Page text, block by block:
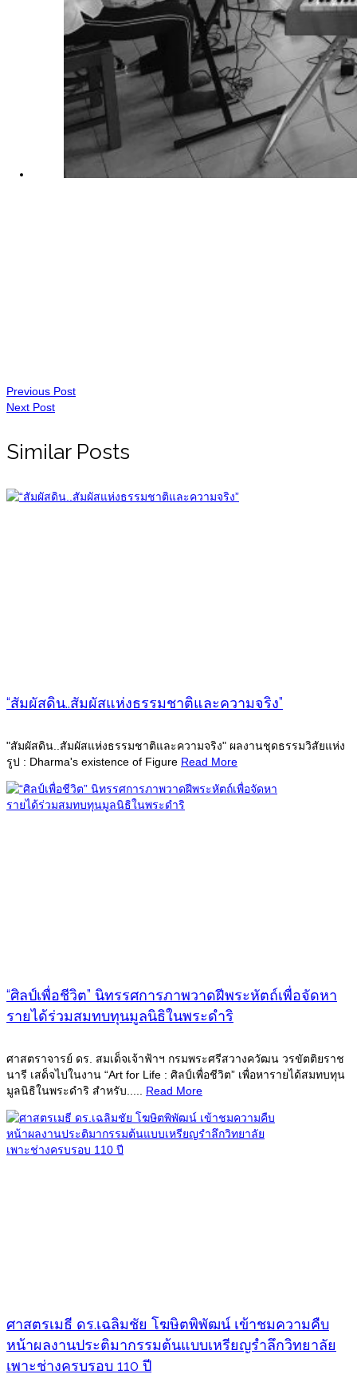
Previous Post
Next Post
Similar Posts
“สัมผัสดิน..สัมผัสแห่งธรรมชาติและความจริง”
"สัมผัสดิน..สัมผัสแห่งธรรมชาติและความจริง" ผลงานชุดธรรมวิสัยแห่ง
รูป : Dharma's existence of Figure Read More
“ศิลป์เพื่อชีวิต” นิทรรศการภาพวาดฝีพระหัตถ์เพื่อจัดหา
รายได้ร่วมสมทบทุนมูลนิธิในพระดำริ
ศาสตราจารย์ ดร. สมเด็จเจ้าฟ้าฯ กรมพระศรีสวางควัฒน วรขัตติยราช
นารี เสด็จไปในงาน “Art for Life : ศิลป์เพื่อชีวิต” เพื่อหารายได้สมทบทุน
มูลนิธิในพระดำริ สำหรับ..... Read More
ศาสตรเมธี ดร.เฉลิมชัย โฆษิตพิพัฒน์ เข้าชมความคืบ
หน้าผลงานประติมากรรมต้นแบบเหรียญรำลึกวิทยาลัย
เพาะช่างครบรอบ 110 ปี